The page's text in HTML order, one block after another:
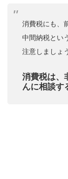
消費税にも、
中間納税とい
注意しましょ
消費税は、
んに相談す